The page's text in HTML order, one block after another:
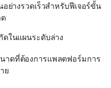
ย่างรวดเร็วสำหรับฟีเจอร์ขั้น
ในแผนระดับล่าง
าดที่ต้องการแพลตฟอร์มการ
ย